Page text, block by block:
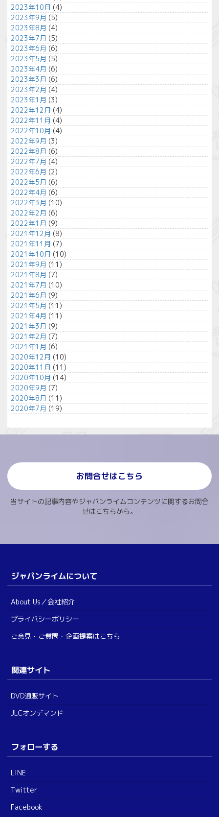
2023年10月 (4)
2023年9月 (5)
2023年8月 (4)
2023年7月 (5)
2023年6月 (6)
2023年5月 (5)
2023年4月 (6)
2023年3月 (6)
2023年2月 (4)
2023年1月 (3)
2022年12月 (4)
2022年11月 (4)
2022年10月 (4)
2022年9月 (3)
2022年8月 (6)
2022年7月 (4)
2022年6月 (2)
2022年5月 (6)
2022年4月 (6)
2022年3月 (10)
2022年2月 (6)
2022年1月 (9)
2021年12月 (8)
2021年11月 (7)
2021年10月 (10)
2021年9月 (11)
2021年8月 (7)
2021年7月 (10)
2021年6月 (9)
2021年5月 (11)
2021年4月 (11)
2021年3月 (9)
2021年2月 (7)
2021年1月 (6)
2020年12月 (10)
2020年11月 (11)
2020年10月 (14)
2020年9月 (7)
2020年8月 (11)
2020年7月 (19)
お問合せはこちら
当サイトの記事内容やジャパンライムコンテンツに関するお問合
せはこちらから。
ジャパンライムについて
About Us／会社紹介
プライバシーポリシー
ご意見・ご質問・企画提案はこちら
関連サイト
DVD通販サイト
JLCオンデマンド
フォローする
LINE
Twitter
Facebook